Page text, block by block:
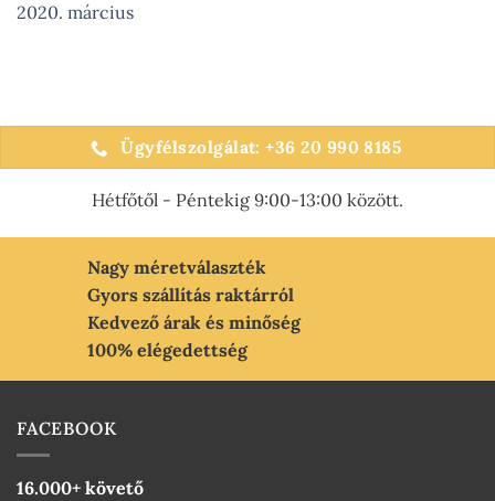
2020. március
Ügyfélszolgálat: +36 20 990 8185
Hétfőtől - Péntekig 9:00-13:00 között.
Nagy méretválaszték
Gyors szállítás raktárról
Kedvező árak és minőség
100% elégedettség
FACEBOOK
16.000+ követő